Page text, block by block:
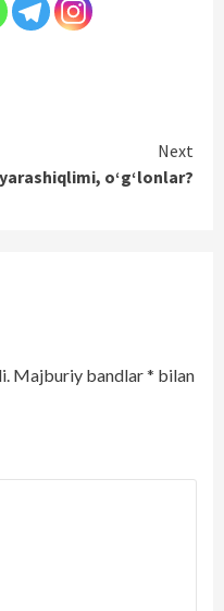
Next
o‘g‘lonlar?
Majburiy bandlar* bilan